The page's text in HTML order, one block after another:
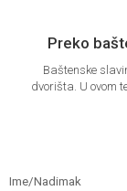
Preko
Baštenske
dvorišta. U ovom
Ime/Nadimak